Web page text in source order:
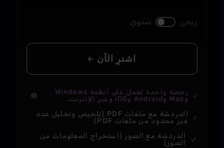
سَنوي ربعي
اشترِ الآن
رخصة واحدة تعمل على أنظمة Windows
الدردشة مع ملفات PDF (تلخيص وتحليل عدد
غير محدود من ملفات PDF)
الدردشة مع الصور (استخراج المعلومات من
الصور)